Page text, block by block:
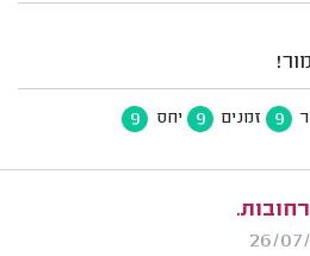
9 זמנים 9 יחס 9